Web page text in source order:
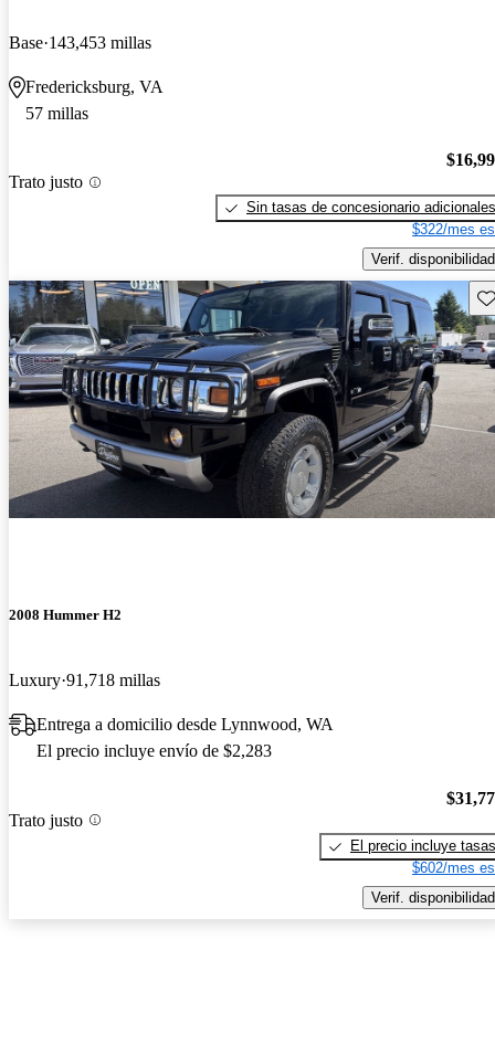
Base 143,453 millas
Fredericksburg, VA
57 millas
Trato justo
Sin tasas de concesionario adicionales
$322/mes
Verif. disponibilidad
2008 Hummer H2
Luxury 91,718 millas
Entrega a domicilio desde Lynnwood, WA
El precio incluye envío de $2,283
Trato justo
El precio incluye tasas
$602/mes
Verif. disponibilidad